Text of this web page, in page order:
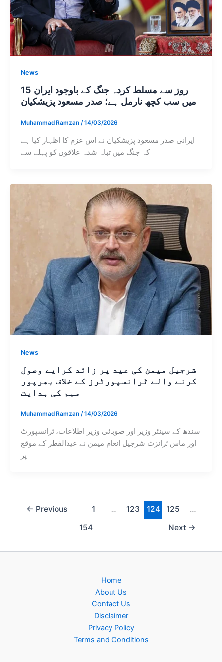
News
15 روز سے مسلط کردہ جنگ کے باوجود ایران
میں سب کچھ نارمل ہے؛ صدر مسعود پزیشکیان
Muhammad Ramzan /14/03/2026
ایرانی صدر مسعود پزیشکیان نے اس عزم کا اظہار کیا ہے
کہ جنگ میں تباہ شدہ علاقوں کو پہلے سے
News
شرجیل میمن کی عید پر زائد کرایے وصول
کرنے والے ٹرانسپورٹرز کے خلاف بھرپور
مہم کی ہدایت
Muhammad Ramzan /14/03/2026
سندھ کے سینئر وزیر اور صوبائی وزیر اطلاعات، ٹرانسپورٹ
اور ماس ٹرانزٹ شرجیل انعام میمن نے عیدالفطر کے موقع
پر
← Previous 1 … 123 124 125
…
154
Next →
Home
About Us
Contact Us
Disclaimer
Privacy Policy
Terms and Conditions